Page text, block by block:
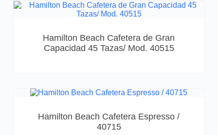
Hamilton Beach Cafetera de Gran
Capacidad 45 Tazas/ Mod. 40515
Hamilton Beach Cafetera Espresso /
40715